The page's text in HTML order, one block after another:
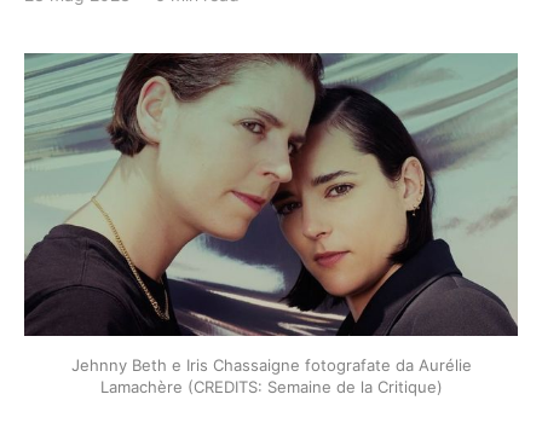
Jehnny Beth e Iris Chassaigne fotografate da Aurélie
Lamachère (CREDITS: Semaine de la Critique)